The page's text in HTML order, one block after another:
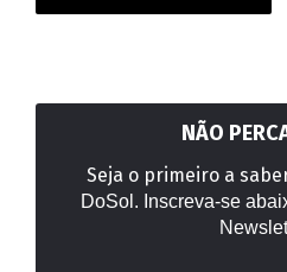
NÃO
Seja o primeiro a
DoSol. Inscreva-se